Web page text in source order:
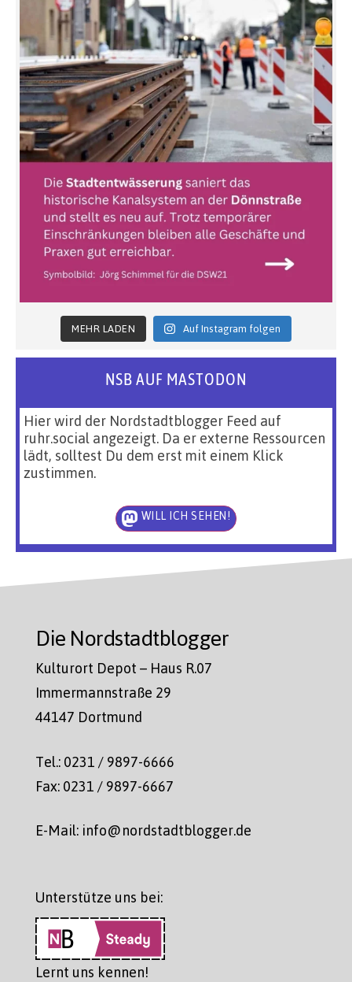
MEHR LADEN Auf Instagram folgen
NSB AUF MASTODON
Hier wird der Nordstadtblogger Feed auf
ruhr.social angezeigt. Da er externe Ressourcen
lädt, solltest Du dem erst mit einem Klick
zustimmen.
WILL ICH SEHEN!
Die Nordstadtblogger
Kulturort Depot – Haus R.07
Immermannstraße 29
44147 Dortmund
Tel.: 0231 / 9897-6666
Fax: 0231 / 9897-6667
E-Mail: info@nordstadtblogger.de
Unterstütze uns bei:
Lernt uns kennen!